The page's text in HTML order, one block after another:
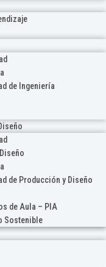
de Ingeniería
de Producción y Diseño
de Aula – PIA
Sostenible